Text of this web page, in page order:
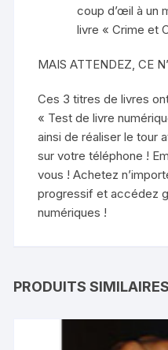
coup d’œil à un
livre « Crime et
MAIS ATTENDEZ, CE
Ces 3 titres de livres
« Test de livre
ainsi de réaliser le tour
sur votre téléphone !
vous ! Achetez
progressif et accédez
numériques !
PRODUITS SIMILAIRES